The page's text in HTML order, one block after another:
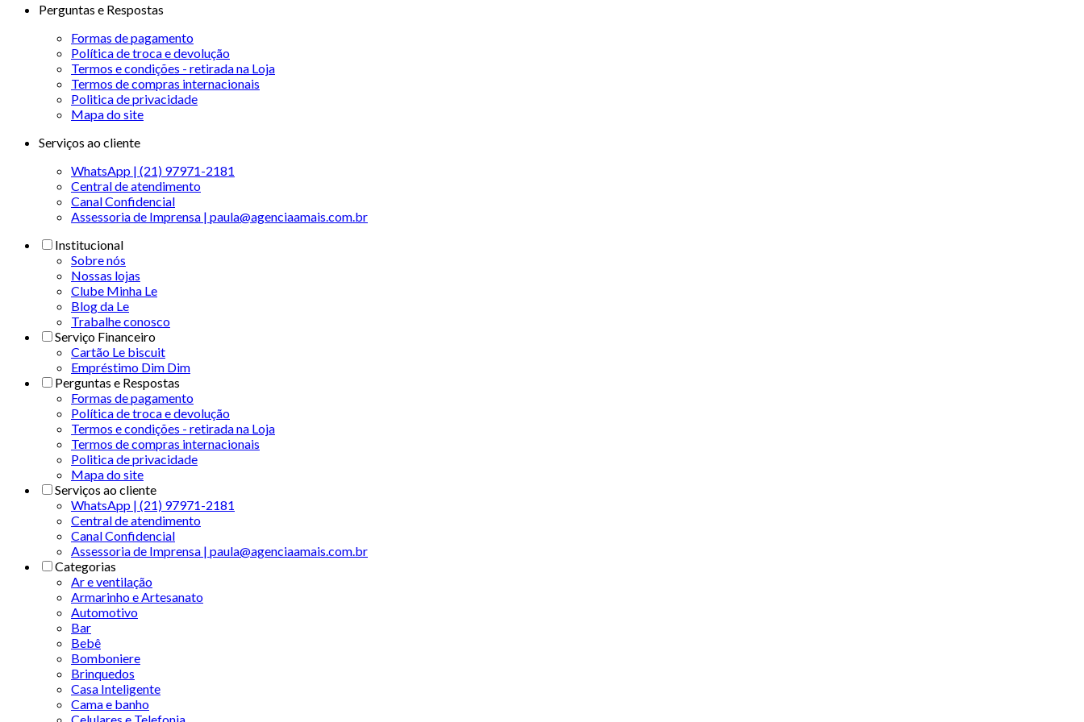
Perguntas e Respostas
Formas de pagamento
Política de troca e devolução
Termos e condições - retirada na Loja
Termos de compras internacionais
Politica de privacidade
Mapa do site
Serviços ao cliente
WhatsApp | (21) 97971-2181
Central de atendimento
Canal Confidencial
Assessoria de Imprensa | paula@agenciaamais.com.br
Institucional
Sobre nós
Nossas lojas
Clube Minha Le
Blog da Le
Trabalhe conosco
Serviço Financeiro
Cartão Le biscuit
Empréstimo Dim Dim
Perguntas e Respostas
Formas de pagamento
Política de troca e devolução
Termos e condições - retirada na Loja
Termos de compras internacionais
Politica de privacidade
Mapa do site
Serviços ao cliente
WhatsApp | (21) 97971-2181
Central de atendimento
Canal Confidencial
Assessoria de Imprensa | paula@agenciaamais.com.br
Categorias
Ar e ventilação
Armarinho e Artesanato
Automotivo
Bar
Bebê
Bomboniere
Brinquedos
Casa Inteligente
Cama e banho